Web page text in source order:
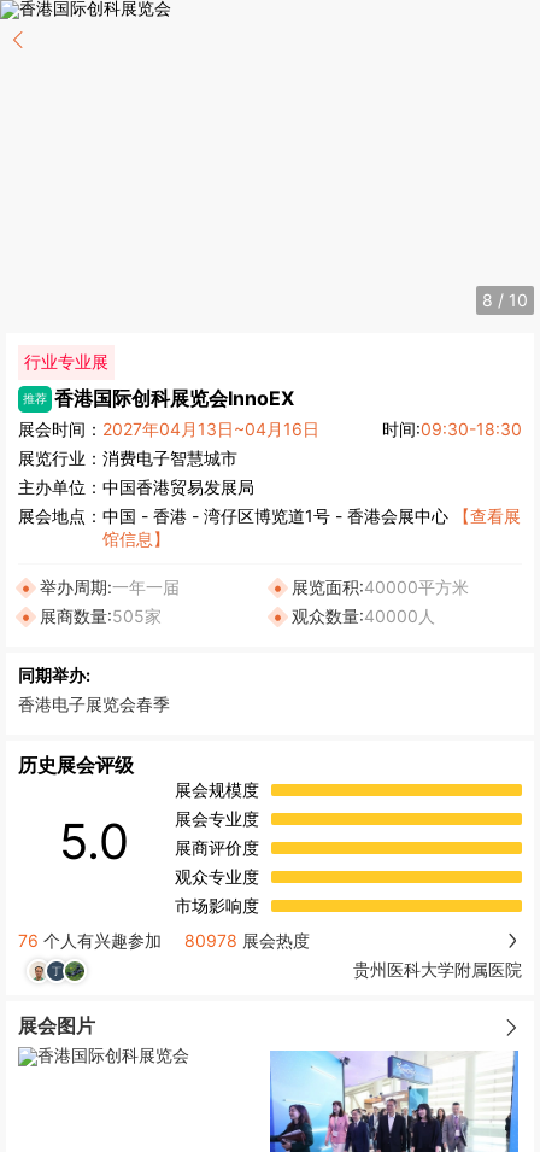
8 / 10
行业专业展
推荐 香港国际创科展览会InnoEX
展会时间： 2027年04月13日~04月16日 时间:09:30-18:30
展览行业： 消费电子智慧城市
主办单位： 中国香港贸易发展局
展会地点： 中国 - 香港 - 湾仔区博览道1号 - 香港会展中心
【查看展
馆信息】
举办周期:一年一届 展览面积:40000平方米
展商数量:505家 观众数量:40000人
同期举办:
香港电子展览会春季
历史展会评级
5.0
展会规模度
展会专业度
展商评价度
观众专业度
市场影响度
76 个人有兴趣参加 80978 展会热度
贵州医科大学附属医院
展会图片